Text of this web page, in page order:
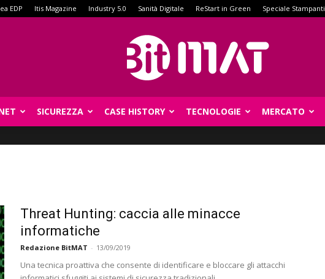
EDP Itis Magazine Industry 5.0 Sanità Digitale ReStart in Green Speciale Stampanti
SICUREZZA CASE HISTORY TECNOLOGIE MERCATO
Threat Hunting: caccia alle minacce
informatiche
Redazione BitMAT - 13/09/2019
Una tecnica proattiva che consente di identificare e bloccare gli attacchi